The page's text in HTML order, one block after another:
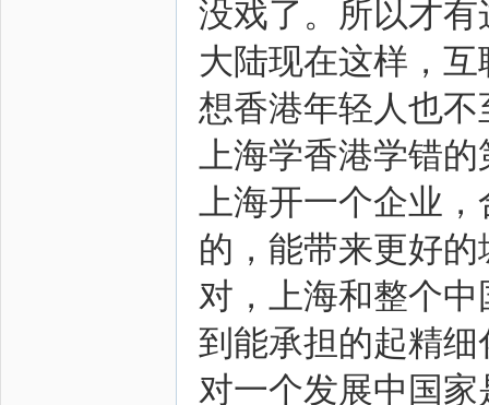
没戏了。所以才
大陆现在这样，
想香港年轻人也
上海学香港学错
上海开一个企业
的，能带来更好
对，上海和整个
到能承担的起精
对一个发展中国